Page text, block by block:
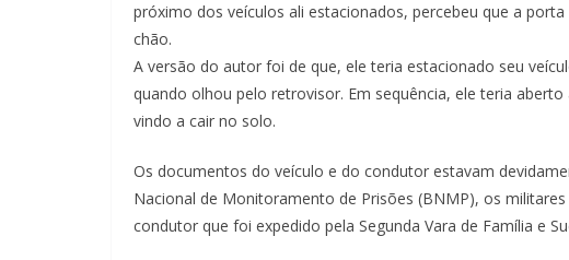
próximo dos veículos ali estacionados, percebeu que a
chão.
A versão do autor foi de que, ele teria estacionado seu
quando olhou pelo retrovisor. Em sequência, ele teria
vindo a cair no solo.
Os documentos do veículo e do condutor estavam
Nacional de Monitoramento de Prisões (BNMP), os
condutor que foi expedido pela Segunda Vara de Família e